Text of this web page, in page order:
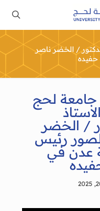
/ الخضر ناصر
لحج
/ الخضر
رئيس
عدن في